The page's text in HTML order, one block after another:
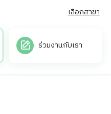
เลือกสาขา
ร่วมงานกับเรา